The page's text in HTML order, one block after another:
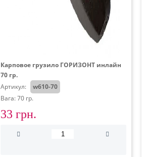
Карповое грузило ГОРИЗОНТ инлайн
70 гр.
Артикул:
w610-70
Вага: 70 гр.
33 грн.